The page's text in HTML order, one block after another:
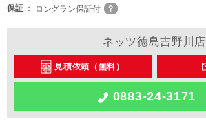
保証
ロングラン保証付
ネッツ徳島吉野川店
見積依頼（無料）
0883-24-3171